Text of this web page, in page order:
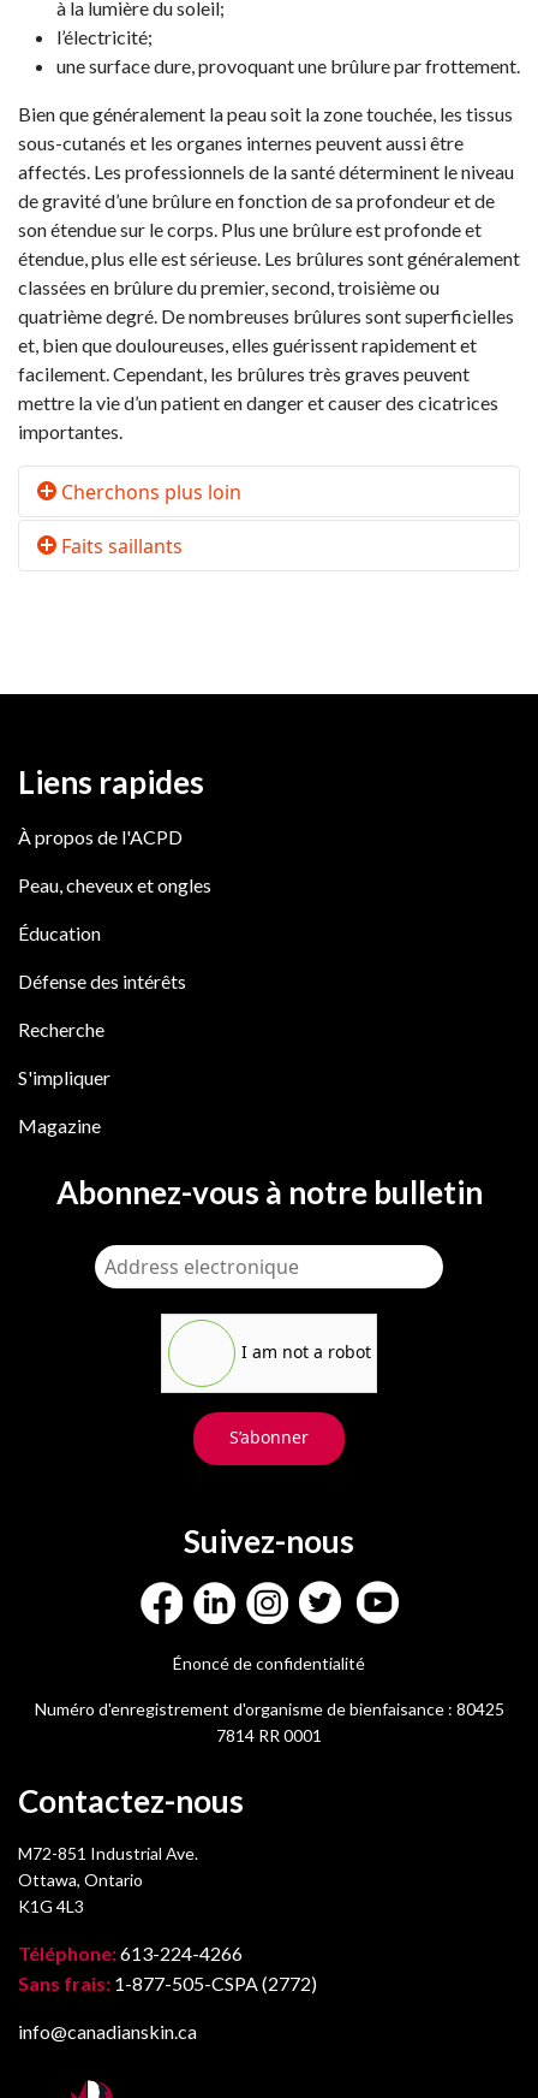
à la lumière du soleil;
l’électricité;
une surface dure, provoquant une brûlure par frottement.
Bien que généralement la peau soit la zone touchée, les tissus
sous-cutanés et les organes internes peuvent aussi être
affectés. Les professionnels de la santé déterminent le niveau
de gravité d’une brûlure en fonction de sa profondeur et de
son étendue sur le corps. Plus une brûlure est profonde et
étendue, plus elle est sérieuse. Les brûlures sont généralement
classées en brûlure du premier, second, troisième ou
quatrième degré. De nombreuses brûlures sont superficielles
et, bien que douloureuses, elles guérissent rapidement et
facilement. Cependant, les brûlures très graves peuvent
mettre la vie d’un patient en danger et causer des cicatrices
importantes.
Cherchons plus loin
Faits saillants
Liens rapides
À propos de l'ACPD
Peau, cheveux et ongles
Éducation
Défense des intérêts
Recherche
S'impliquer
Magazine
Abonnez-vous à notre bulletin
I am not a robot
S’abonner
Suivez-nous
Énoncé de confidentialité
Numéro d'enregistrement d'organisme de bienfaisance : 80425
7814 RR 0001
Contactez-nous
M72-851 Industrial Ave.
Ottawa, Ontario
K1G 4L3
Téléphone:613-224-4266
Sans frais: 1-877-505-CSPA (2772)
info@canadianskin.ca